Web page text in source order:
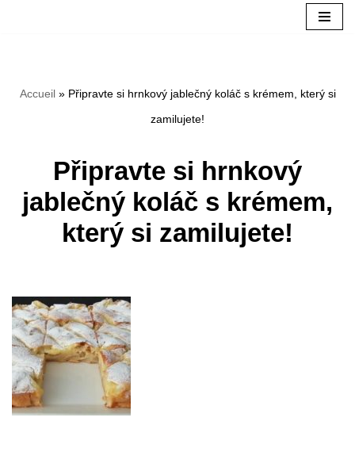
obsah
Accueil» Připravte si hrnkový jablečný koláč s krémem, který si
zamilujete!
Připravte si hrnkový
jablečný koláč s krémem,
který si zamilujete!